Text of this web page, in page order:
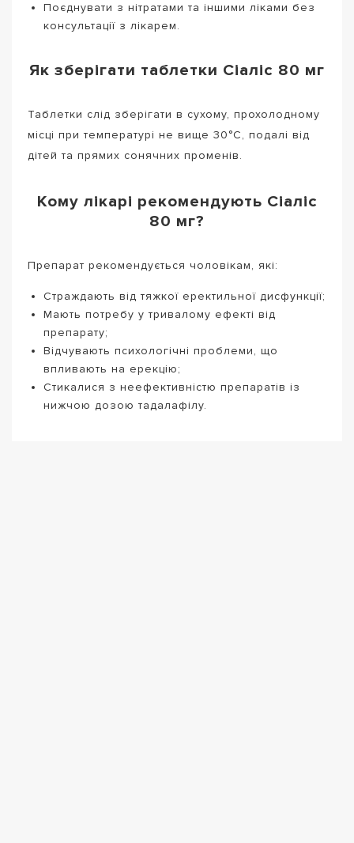
Поєднувати з нітратами та іншими ліками без
консультації з лікарем.
Як зберігати таблетки Сіаліс 80 мг
Таблетки слід зберігати в сухому, прохолодному
місці при температурі не вище 30°C, подалі від
дітей та прямих сонячних променів.
Кому лікарі рекомендують Сіаліс
80 мг?
Препарат рекомендується чоловікам, які:
Страждають від тяжкої еректильної дисфункції;
Мають потребу у тривалому ефекті від
препарату;
Відчувають психологічні проблеми, що
впливають на ерекцію;
Стикалися з неефективністю препаратів із
нижчою дозою тадалафілу.